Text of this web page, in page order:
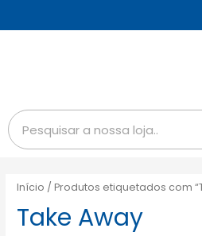
Início /Produtos etiquetados com
Take Away